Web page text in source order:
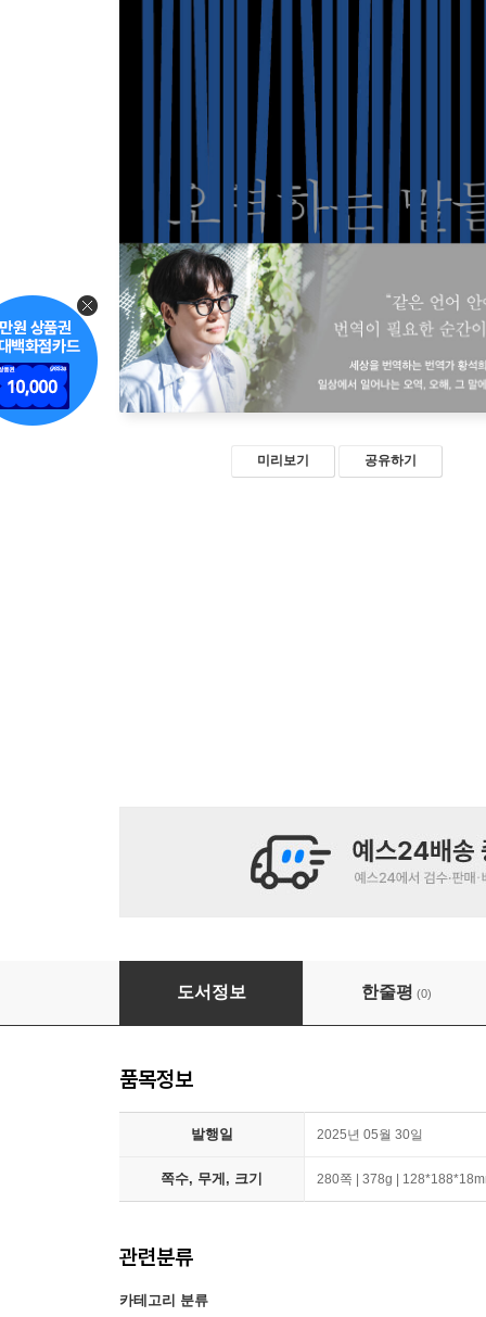
미리보기 공유하기
오역하는 말들
도서정보 한줄평 (0)
품목정보
발행일 2025년 05월 30일
쪽수, 무게, 크기 280쪽 | 378g |
관련분류
카테고리 분류